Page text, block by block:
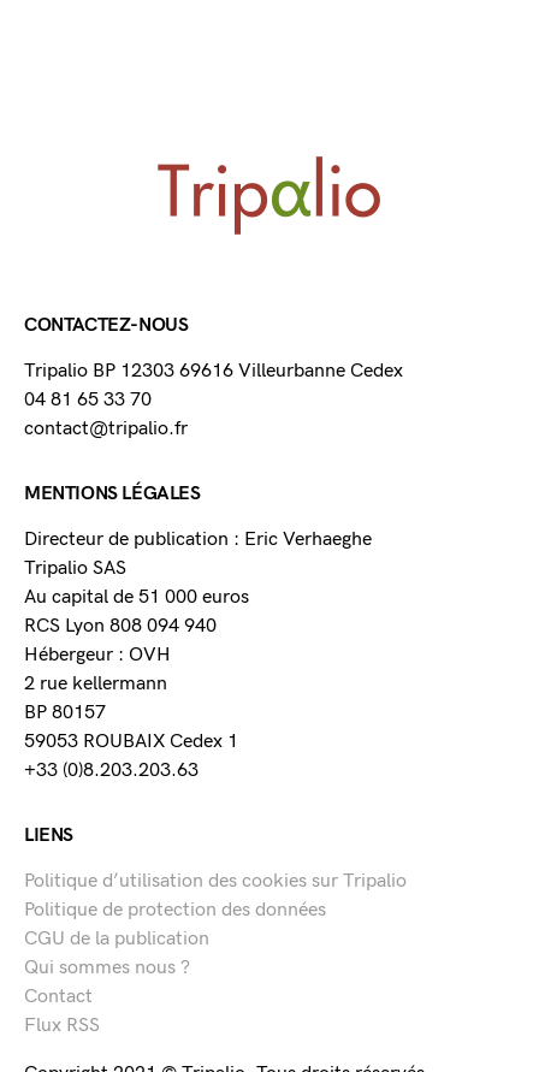
CONTACTEZ-NOUS
Tripalio BP 12303 69616 Villeurbanne Cedex
04 81 65 33 70
contact@tripalio.fr
MENTIONS LÉGALES
Directeur de publication : Eric Verhaeghe
Tripalio SAS
Au capital de 51 000 euros
RCS Lyon 808 094 940
Hébergeur : OVH
2 rue kellermann
BP 80157
59053 ROUBAIX Cedex 1
+33 (0)8.203.203.63
LIENS
Politique d’utilisation des cookies sur Tripalio
Politique de protection des données
CGU de la publication
Qui sommes nous ?
Contact
Flux RSS